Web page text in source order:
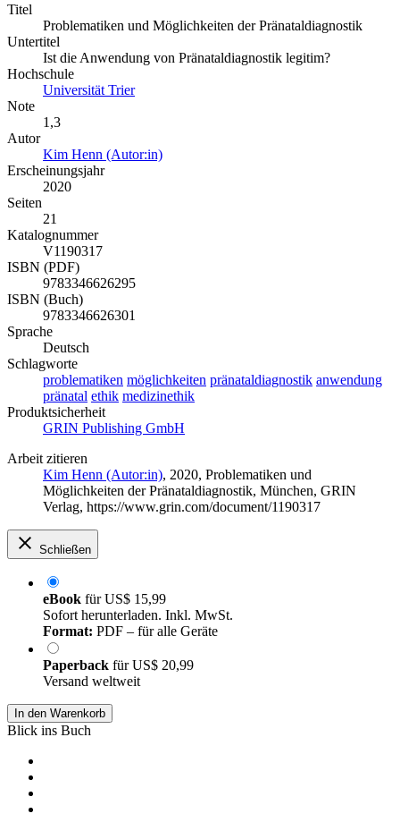
Titel
Problematiken und Möglichkeiten der Pränataldiagnostik
Untertitel
Ist die Anwendung von Pränataldiagnostik legitim?
Hochschule
Universität Trier
Note
1,3
Autor
Kim Henn (Autor:in)
Erscheinungsjahr
2020
Seiten
21
Katalognummer
V1190317
ISBN (PDF)
9783346626295
ISBN (Buch)
9783346626301
Sprache
Deutsch
Schlagworte
problematiken möglichkeiten pränataldiagnostik anwendung
pränatal ethik medizinethik
Produktsicherheit
GRIN Publishing GmbH
Arbeit zitieren
Kim Henn (Autor:in), 2020, Problematiken und
Möglichkeiten der Pränataldiagnostik, München, GRIN
Verlag, https://www.grin.com/document/1190317
Schließen
eBook fürUS$ 15,99
Sofort herunterladen. Inkl. MwSt.
Format: PDF – für alle Geräte
Paperback fürUS$ 20,99
Versand weltweit
In den Warenkorb
Blick ins Buch